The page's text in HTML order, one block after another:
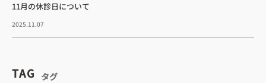
11月の休診日について
2025.11.07
TAG タグ